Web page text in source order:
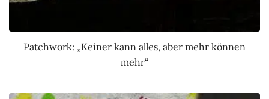
Patchwork: „Keiner kann alles, aber mehr können
mehr“